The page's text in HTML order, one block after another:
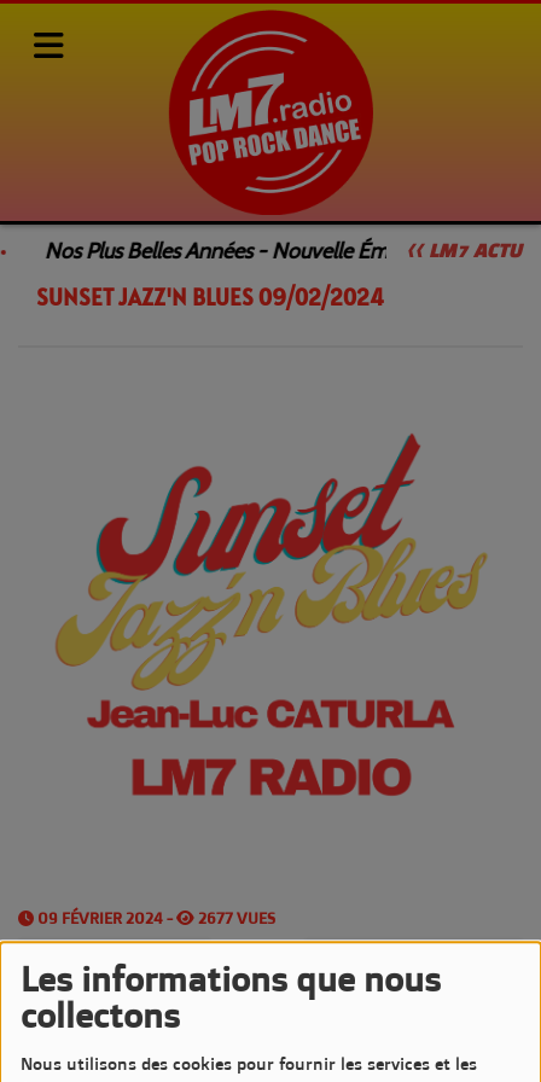
Les informations que nous
collectons
Nous utilisons des cookies pour fournir les services et les
<< LM7 ACTU
Nos Plus Belles Années - Nouvelle Émission Le
Rediffusions de nos émissions SUNSET JAZZ'N BLUES
SUNSET JAZZ'N BLUES 09/02/2024
09 FÉVRIER 2024 - 2677 VUES
Écouter le podcast
LesVendredis Soirs
avec l'émissionSunset Jazz'n Blues